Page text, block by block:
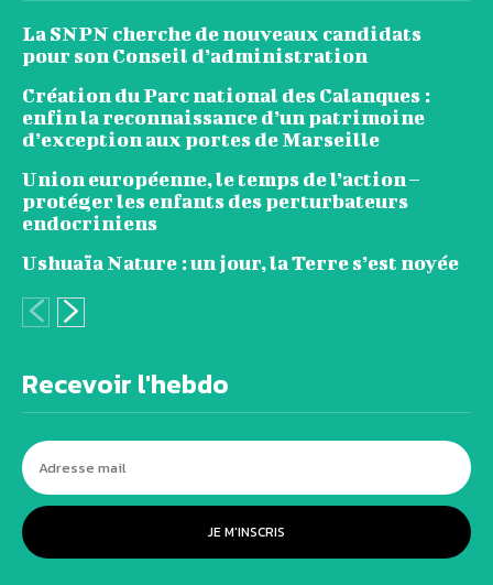
La SNPN cherche de nouveaux candidats
pour son Conseil d’administration
Création du Parc national des Calanques :
enfin la reconnaissance d’un patrimoine
d’exception aux portes de Marseille
Union européenne, le temps de l’action –
protéger les enfants des perturbateurs
endocriniens
Ushuaïa Nature : un jour, la Terre s’est noyée
Recevoir l'hebdo
JE M'INSCRIS